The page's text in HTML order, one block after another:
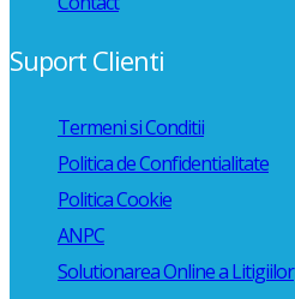
Suport Clienti
Termeni si Conditii
Politica de Confidentialitate
Politica Cookie
ANPC
Solutionarea Online a Litigiilor